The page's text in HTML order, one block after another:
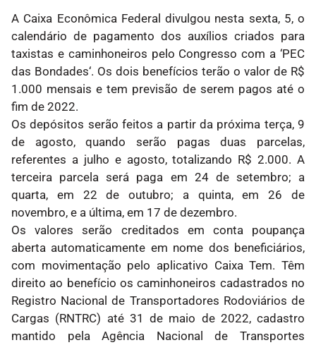
A Caixa Econômica Federal divulgou nesta sexta, 5, o
calendário de pagamento dos auxílios criados para
taxistas e caminhoneiros pelo Congresso com a ‘PEC
das Bondades‘. Os dois benefícios terão o valor de R$
1.000 mensais e tem previsão de serem pagos até o
fim de 2022.
Os depósitos serão feitos a partir da próxima terça, 9
de agosto, quando serão pagas duas parcelas,
referentes a julho e agosto, totalizando R$ 2.000. A
terceira parcela será paga em 24 de setembro; a
quarta, em 22 de outubro; a quinta, em 26 de
novembro, e a última, em 17 de dezembro.
Os valores serão creditados em conta poupança
aberta automaticamente em nome dos beneficiários,
com movimentação pelo aplicativo Caixa Tem. Têm
direito ao benefício os caminhoneiros cadastrados no
Registro Nacional de Transportadores Rodoviários de
Cargas (RNTRC) até 31 de maio de 2022, cadastro
mantido pela Agência Nacional de Transportes